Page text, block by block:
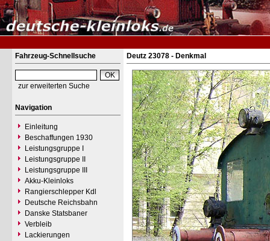
Fahrzeug-Schnellsuche
zur erweiterten Suche
Navigation
Einleitung
Beschaffungen 1930
Leistungsgruppe I
Leistungsgruppe II
Leistungsgruppe III
Akku-Kleinloks
Rangierschlepper Kdl
Deutsche Reichsbahn
Danske Statsbaner
Verbleib
Lackierungen
Deutz 23078 - Denkmal